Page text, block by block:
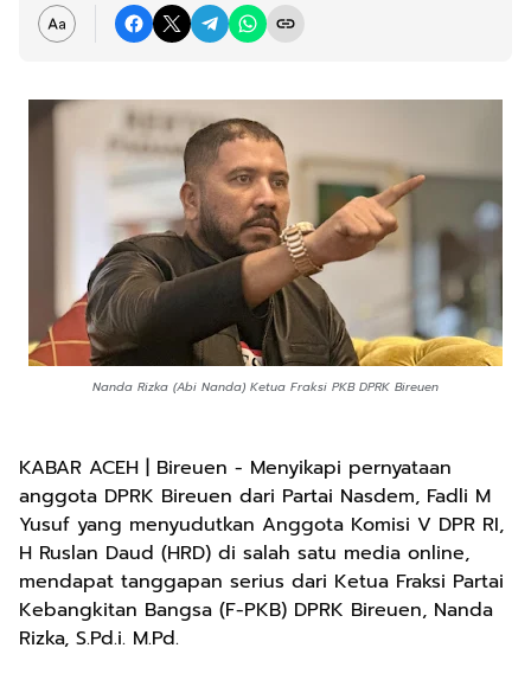
Nanda Rizka (Abi Nanda) Ketua Fraksi PKB DPRK Bireuen
KABAR ACEH | Bireuen - Menyikapi pernyataan
anggota DPRK Bireuen dari Partai Nasdem, Fadli M
Yusuf yang menyudutkan Anggota Komisi V DPR RI,
H Ruslan Daud (HRD) di salah satu media online,
mendapat tanggapan serius dari Ketua Fraksi Partai
Kebangkitan Bangsa (F-PKB) DPRK Bireuen, Nanda
Rizka, S.Pd.i. M.Pd.